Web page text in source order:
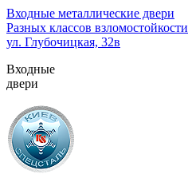
Перейти
к
содержимому
Enter)
Входные металлические двери
Разных классов взломостойкости
ул. Глубочицкая, 32в
Входные
двери